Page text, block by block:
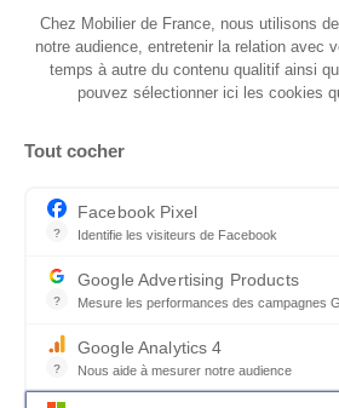
Chez Mobilier de France, nous utilisons
notre audience, entretenir la relation avec
temps à autre du contenu qualitif ainsi
pouvez sélectionner ici les cookies
Tout cocher
?
Facebook Pixel
Identifie les visiteurs de Facebook
?
Google Advertising Products
Mesure les performances des campagnes
?
Google Analytics 4
Nous aide à mesurer notre audience
Essentiel pour la gestion du site
France et pourrai me
cet effet dans chaque message. Pour en savoir
plus de 100
magasins en